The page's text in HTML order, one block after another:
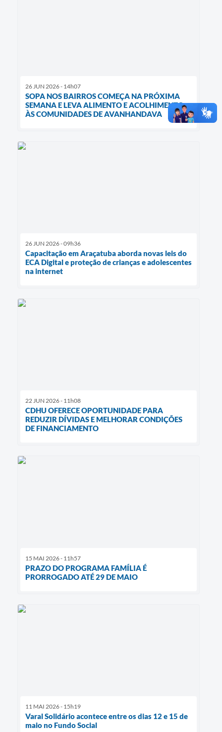
26 JUN 2026 - 14h07
SOPA NOS BAIRROS COMEÇA NA PRÓXIMA
SEMANA E LEVA ALIMENTO E ACOLHIMENTO
ÀS COMUNIDADES DE AVANHANDAVA
26 JUN 2026 - 09h36
Capacitação em Araçatuba aborda novas leis do
ECA Digital e proteção de crianças e adolescentes
na internet
22 JUN 2026 - 11h08
CDHU OFERECE OPORTUNIDADE PARA
REDUZIR DÍVIDAS E MELHORAR CONDIÇÕES
DE FINANCIAMENTO
15 MAI 2026 - 11h57
PRAZO DO PROGRAMA FAMÍLIA É
PRORROGADO ATÉ 29 DE MAIO
11 MAI 2026 - 15h19
Varal Solidário acontece entre os dias 12 e 15 de
maio no Fundo Social